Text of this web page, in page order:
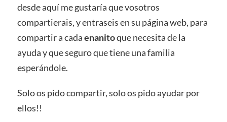
desde aquí me gustaría que vosotros
compartierais, y entraseis en su página web, para
compartir a cadaenanitoque necesita de la
ayuda y que seguro que tiene una familia
esperándole.
Solo os pido compartir, solo os pido ayudar por
ellos!!